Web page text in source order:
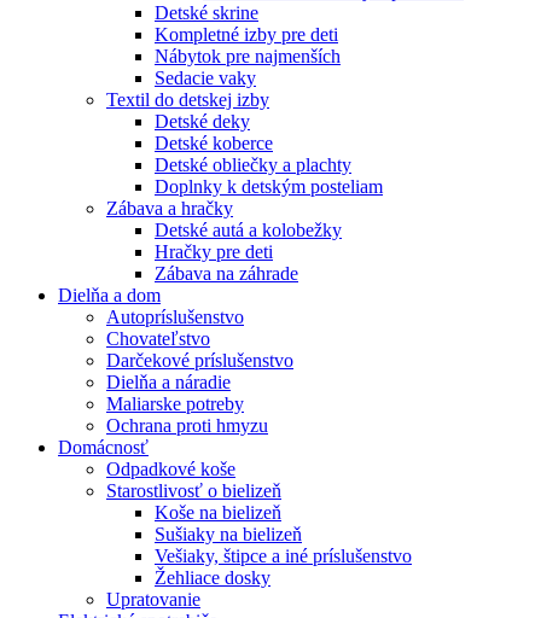
Detské skrine
Kompletné izby pre deti
Nábytok pre najmenších
Sedacie vaky
Textil do detskej izby
Detské deky
Detské koberce
Detské obliečky a plachty
Doplnky k detským posteliam
Zábava a hračky
Detské autá a kolobežky
Hračky pre deti
Zábava na záhrade
Dielňa a dom
Autopríslušenstvo
Chovateľstvo
Darčekové príslušenstvo
Dielňa a náradie
Maliarske potreby
Ochrana proti hmyzu
Domácnosť
Odpadkové koše
Starostlivosť o bielizeň
Koše na bielizeň
Sušiaky na bielizeň
Vešiaky, štipce a iné príslušenstvo
Žehliace dosky
Upratovanie